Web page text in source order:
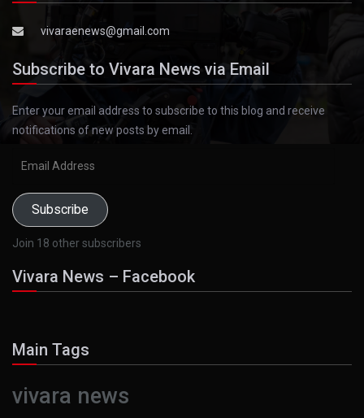
vivaraenews@gmail.com
Subscribe to Vivara News via Email
Enter your email address to subscribe to this blog and receive
notifications of new posts by email.
Subscribe
Join 18 other subscribers
Vivara News – Facebook
Main Tags
vivara news